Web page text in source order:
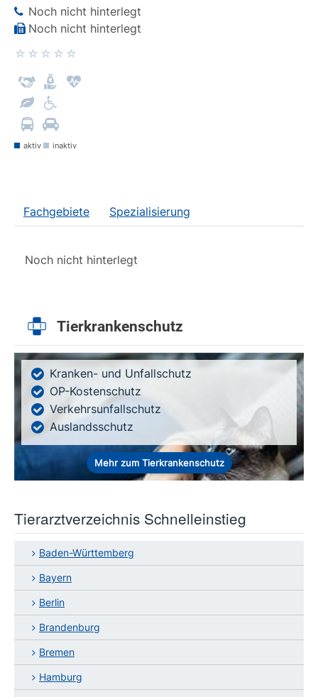
Noch nicht hinterlegt
Noch nicht hinterlegt
aktiv inaktiv
Fachgebiete Spezialisierung
Noch nicht hinterlegt
Tierkrankenschutz
Kranken- und Unfallschutz
OP-Kostenschutz
Verkehrsunfallschutz
Auslandsschutz
Mehr zum Tierkrankenschutz
Tierarztverzeichnis Schnelleinstieg
Baden-Württemberg
Bayern
Berlin
Brandenburg
Bremen
Hamburg